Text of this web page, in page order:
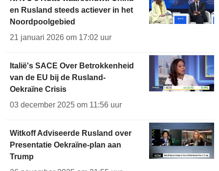
en Rusland steeds actiever in het
Noordpoolgebied
21 januari 2026 om 17:02 uur
Italië's SACE Over Betrokkenheid
van de EU bij de Rusland-
Oekraïne Crisis
03 december 2025 om 11:56 uur
Witkoff Adviseerde Rusland over
Presentatie Oekraïne-plan aan
Trump